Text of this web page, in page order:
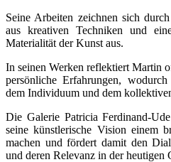
Seine Arbeiten zeichnen sich
aus kreativen Techniken und
Materialität der Kunst aus.
In seinen Werken reflektiert Martin
persönliche Erfahrungen,
dem Individuum und dem
Die Galerie Patricia Ferdinand-
seine künstlerische Vision einem
machen und fördert damit den
und deren Relevanz in der heutigen